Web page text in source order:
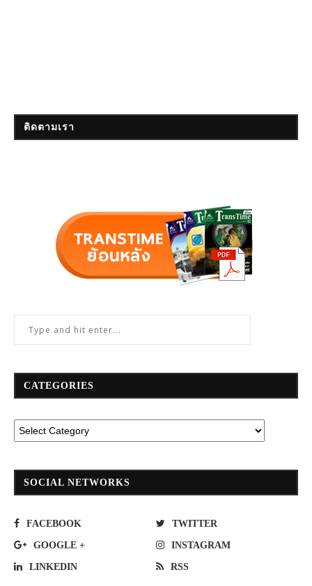
ติดตามเรา
CATEGORIES
SOCIAL NETWORKS
FACEBOOK TWITTER
GOOGLE + INSTAGRAM
LINKEDIN RSS